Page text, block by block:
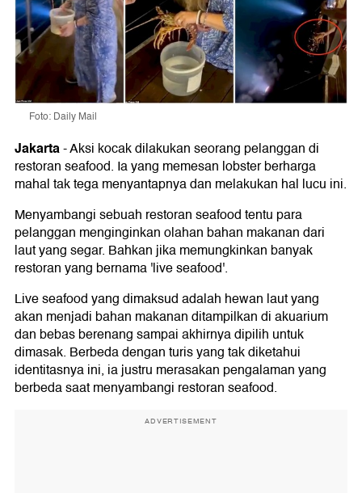
Foto: Daily Mail
Jakarta-Aksi kocak dilakukan seorang pelanggan di
restoran seafood. Ia yang memesan lobster berharga
mahal tak tega menyantapnya dan melakukan hal lucu ini.
Menyambangi sebuah restoran seafood tentu para
pelanggan menginginkan olahan bahan makanan dari
laut yang segar. Bahkan jika memungkinkan banyak
restoran yang bernama 'live seafood'.
Live seafood yang dimaksud adalah hewan laut yang
akan menjadi bahan makanan ditampilkan di akuarium
dan bebas berenang sampai akhirnya dipilih untuk
dimasak. Berbeda dengan turis yang tak diketahui
identitasnya ini, ia justru merasakan pengalaman yang
berbeda saat menyambangi restoran seafood.
ADVERTISEMENT